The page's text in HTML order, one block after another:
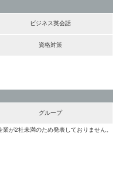
ビジネス英会話
資格対策
グループ
が2社未満のため発表しておりません。